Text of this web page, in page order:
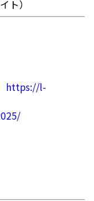
ト）
https://l-